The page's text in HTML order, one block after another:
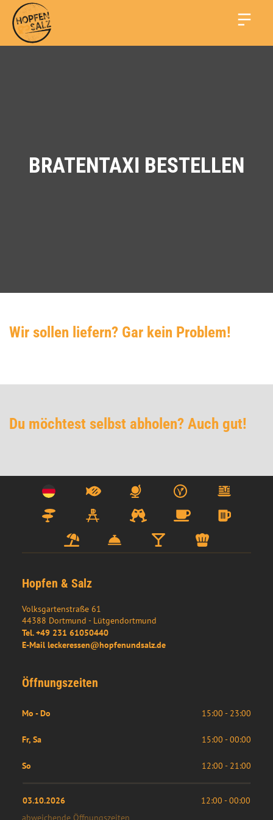
BRATENTAXI BESTELLEN
Wir sollen liefern? Gar kein Problem!
Du möchtest selbst abholen? Auch gut!
Hopfen & Salz
Volksgartenstraße 61
44388 Dortmund - Lütgendortmund
Tel. +49 231 61050440
E-Mail leckeressen@hopfenundsalz.de
Öffnungszeiten
Mo - Do 15:00 - 23:00
Fr, Sa 15:00 - 00:00
So 12:00 - 21:00
03.10.2026 12:00 - 00:00
abweichende Öffnungszeiten